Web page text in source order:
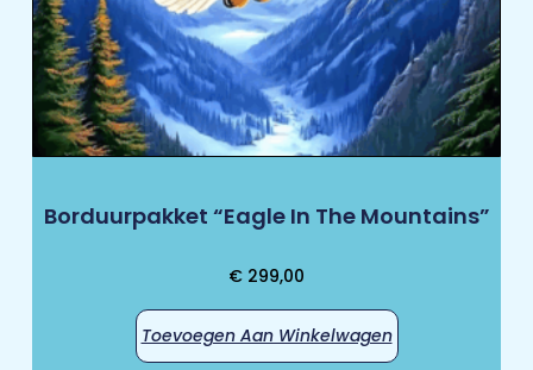
Borduurpakket “Eagle In The Mountains”
€ 299,00
Toevoegen Aan Winkelwagen